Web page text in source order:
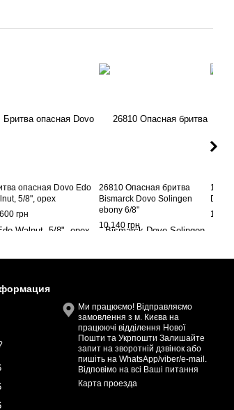
опасная Dovo Edo
5/8", орех
грн
26810 Опасная бритва
Bismarck Dovo Solingen
ebony 6/8"
10 140 грн
Dovo
10
Ми працюємо! Відправляємо
замовлення з м. Києва на
працюючі відділення Нової
Пошти та Укрпошти Залишайте
запит на зворотній дзвінок або
пишіть на WhatsApp/viber/e-mail.
Відповімо на всі Ваші питання
Карта проезда